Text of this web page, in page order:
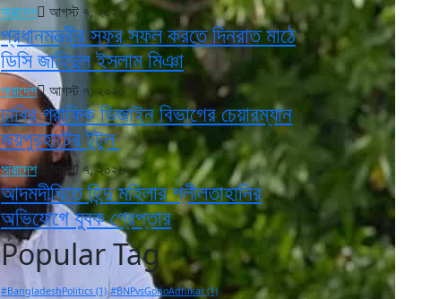
সারাদেশ আগস্ট ৭, ২০২৬
প্রধানমন্ত্রীর সফর সফল করতে দিনরাত মাঠে
ডিসি জাহিদুল ইসলাম মিঞা
সারাদেশ আগস্ট ৭, ২০২৬
ঢাবির গ্রাফিক ডিজাইন বিভাগের চেয়ারম্যান
জয়পুরহাটের টুটুল
সারাদেশ আগস্ট ৭, ২০২৬
আদমদীঘিতে হিন্দু মহিলার শ্লীলতাহানির
অভিযোগে যুবক গ্রেপ্তার
Popular Tag
#BangladeshPolitics (1) #BNPvsGonoAdhikar(1)